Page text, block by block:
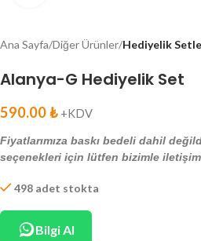
Ana Sayfa Diğer Ürünler Hediyelik
Alanya-G Hediyelik Set
590.00₺ +KDV
Fiyatlarımıza baskı bedeli dahil
seçenekleri için lütfen bizimle
498 adet stokta
Bilgi Al